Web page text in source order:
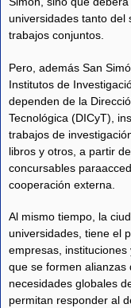
universidades tanto del
trabajos conjuntos.
Pero, además San
Institutos de
dependen de la
Tecnológica (DICyT),
trabajos de
libros y otros, a partir
concursables
cooperación externa.
Al mismo tiempo, la
universidades, tiene el
empresas,
que se formen
necesidades globales
permitan responder al